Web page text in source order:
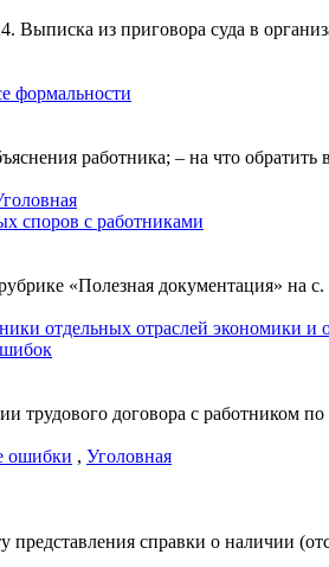
из приговора суда в
формальности
работника; – на что
споров с работниками
«Полезная документация» на
отдельных отраслей экономики и
трудового договора с
ошибки , Уголовная
справки о наличии